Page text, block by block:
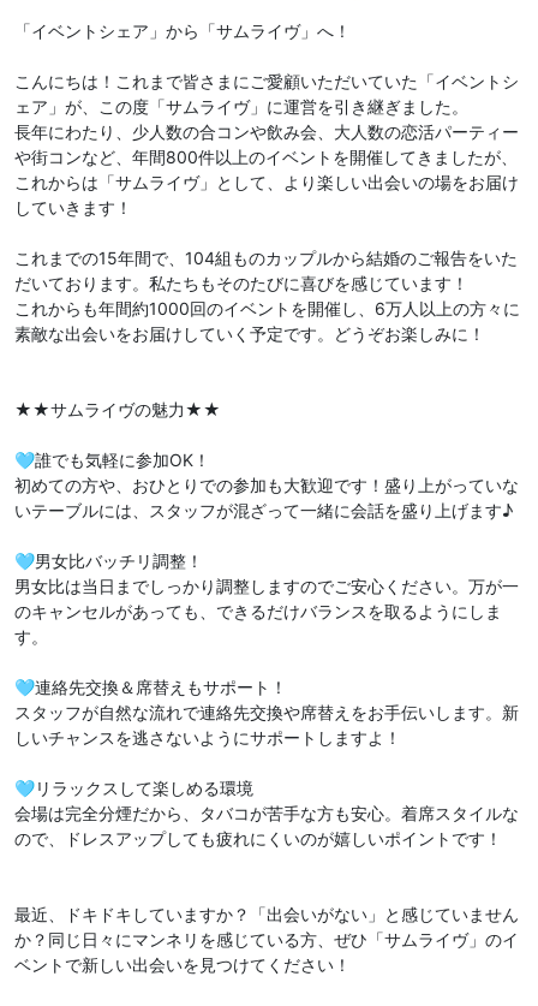
「イベントシェア」から「サムライヴ」へ！
こんにちは！これまで皆さまにご愛顧いただいていた「イベントシ
ェア」が、この度「サムライヴ」に運営を引き継ぎました。
長年にわたり、少人数の合コンや飲み会、大人数の恋活パーティー
や街コンなど、年間800件以上のイベントを開催してきましたが、
これからは「サムライヴ」として、より楽しい出会いの場をお届け
していきます！
これまでの15年間で、104組ものカップルから結婚のご報告をいた
だいております。私たちもそのたびに喜びを感じています！
これからも年間約1000回のイベントを開催し、6万人以上の方々に
素敵な出会いをお届けしていく予定です。どうぞお楽しみに！
★★サムライヴの魅力★★
️🩵誰でも気軽に参加OK！
初めての方や、おひとりでの参加も大歓迎です！盛り上がっていな
いテーブルには、スタッフが混ざって一緒に会話を盛り上げます♪
️🩵男女比バッチリ調整！
男女比は当日までしっかり調整しますのでご安心ください。万が一
のキャンセルがあっても、できるだけバランスを取るようにしま
す。
️🩵連絡先交換＆席替えもサポート！
スタッフが自然な流れで連絡先交換や席替えをお手伝いします。新
しいチャンスを逃さないようにサポートしますよ！
️🩵リラックスして楽しめる環境
会場は完全分煙だから、タバコが苦手な方も安心。着席スタイルな
ので、ドレスアップしても疲れにくいのが嬉しいポイントです！
最近、ドキドキしていますか？「出会いがない」と感じていません
か？同じ日々にマンネリを感じている方、ぜひ「サムライヴ」のイ
ベントで新しい出会いを見つけてください！